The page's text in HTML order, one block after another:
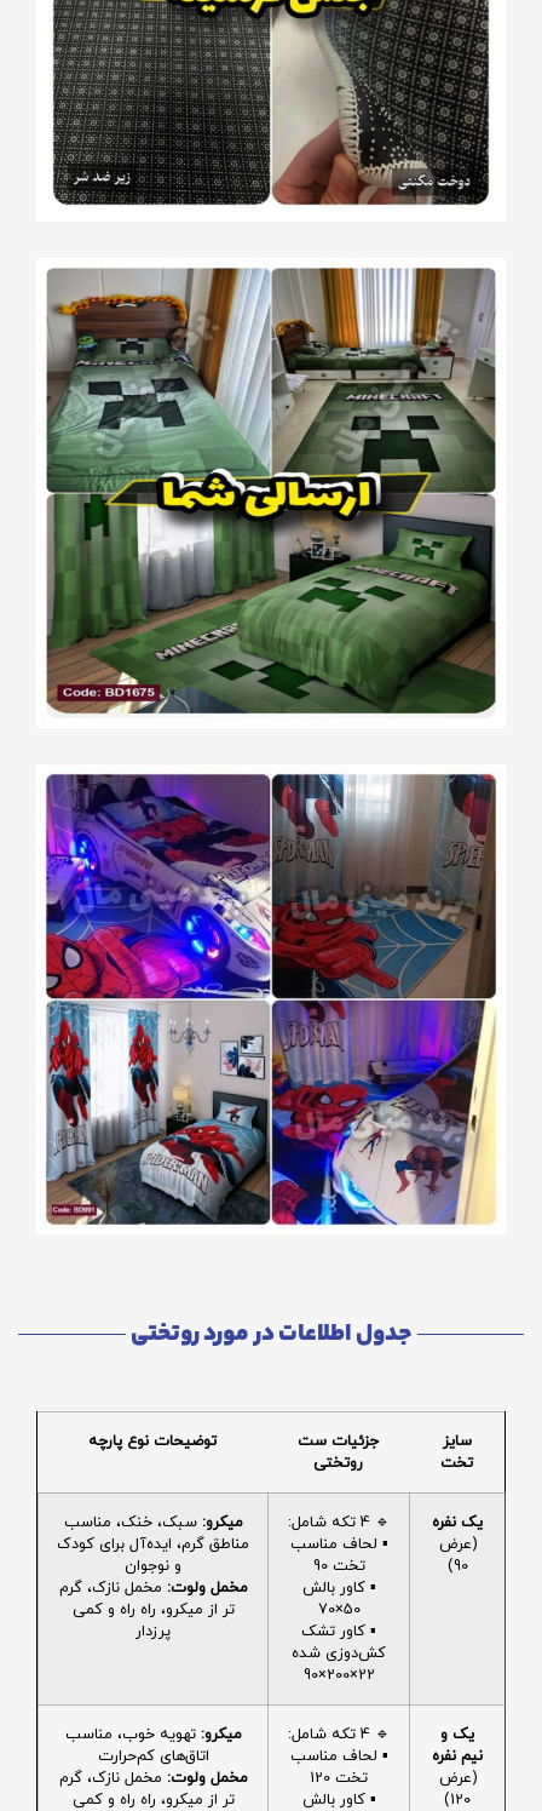
جدول اطلاعات در مورد روتختی
سایز
تخت
جزئیات ست
روتختی
توضیحات نوع پارچه
یک نفره
(عرض
90)
🔹 4 تکه شامل:
▪️ لحاف مناسب
تخت 90
▪️ کاور بالش
50×70
▪️ کاور تشک
کش‌دوزی شده
22×200×90
میکرو: سبک، خنک، مناسب
مناطق گرم، ایده‌آل برای کودک
و نوجوان
مخمل ولوت: مخمل نازک، گرم
تر از میکرو، راه راه و کمی
پرزدار
یک و
نیم نفره
(عرض
120)
🔹 4 تکه شامل:
▪️ لحاف مناسب
تخت 120
▪️ کاور بالش
میکرو: تهویه خوب، مناسب
اتاق‌های کم‌حرارت
مخمل ولوت: مخمل نازک، گرم
تر از میکرو، راه راه و کمی